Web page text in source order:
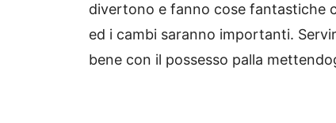
divertono e fanno cose fantastiche
ed i cambi saranno importanti.
bene con il possesso palla